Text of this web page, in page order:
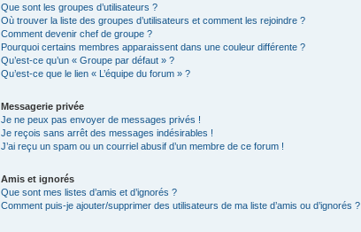
Que sont les groupes d’utilisateurs ?
Où trouver la liste des groupes d’utilisateurs et comment les rejoindre ?
Comment devenir chef de groupe ?
Pourquoi certains membres apparaissent dans une couleur différente ?
Qu’est-ce qu’un « Groupe par défaut » ?
Qu’est-ce que le lien « L’équipe du forum » ?
Messagerie privée
Je ne peux pas envoyer de messages privés !
Je reçois sans arrêt des messages indésirables !
J’ai reçu un spam ou un courriel abusif d’un membre de ce forum !
Amis et ignorés
Que sont mes listes d’amis et d’ignorés ?
Comment puis-je ajouter/supprimer des utilisateurs de ma liste d’amis ou d’ignorés ?